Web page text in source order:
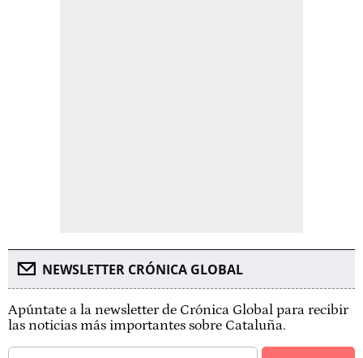
NEWSLETTER CRÓNICA GLOBAL
Apúntate a la newsletter de Crónica Global para recibir
las noticias más importantes sobre Cataluña.